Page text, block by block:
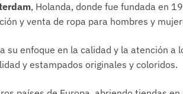
, Holanda, donde fue fundada en
y venta de ropa para hombres y
su enfoque en la calidad y la atención a
y estampados originales y coloridos.